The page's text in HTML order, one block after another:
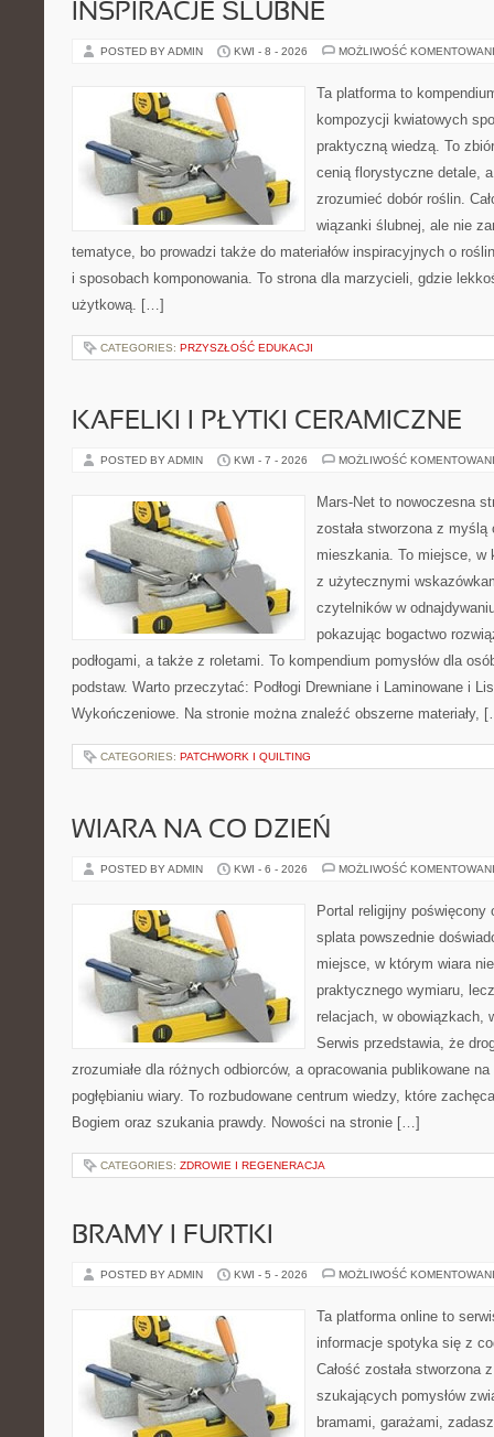
INSPIRACJE ŚLUBNE
POSTED BY ADMIN KWI - 8 - 2026 MOŻLIWOŚĆ
Ta platforma to
kompozycji kwiatowych
praktyczną wiedzą. To
cenią florystyczne detale,
zrozumieć dobór roślin.
wiązanki ślubnej, ale nie
tematyce, bo prowadzi także do materiałów inspiracyjnych o
i sposobach komponowania. To strona dla marzycieli, gdzie
użytkową. […]
CATEGORIES: PRZYSZŁOŚĆ EDUKACJI
KAFELKI I PŁYTKI CERAMICZNE
POSTED BY ADMIN KWI - 7 - 2026 MOŻLIWOŚĆ
Mars-Net to nowoczesna
została stworzona z myślą
mieszkania. To miejsce, w
z użytecznymi
czytelników w
pokazując bogactwo
podłogami, a także z roletami. To kompendium pomysłów dla
podstaw. Warto przeczytać: Podłogi Drewniane i Laminowane i
Wykończeniowe. Na stronie można znaleźć obszerne materiały,
CATEGORIES: PATCHWORK I QUILTING
WIARA NA CO DZIEŃ
POSTED BY ADMIN KWI - 6 - 2026 MOŻLIWOŚĆ
Portal religijny
splata powszednie
miejsce, w którym wiara
praktycznego wymiaru,
relacjach, w obowiązkach,
Serwis przedstawia, że
zrozumiałe dla różnych odbiorców, a opracowania publikowane
pogłębianiu wiary. To rozbudowane centrum wiedzy, które
Bogiem oraz szukania prawdy. Nowości na stronie […]
CATEGORIES: ZDROWIE I REGENERACJA
BRAMY I FURTKI
POSTED BY ADMIN KWI - 5 - 2026 MOŻLIWOŚĆ
Ta platforma online to
informacje spotyka się z
Całość została stworzona
szukających pomysłów
bramami, garażami,